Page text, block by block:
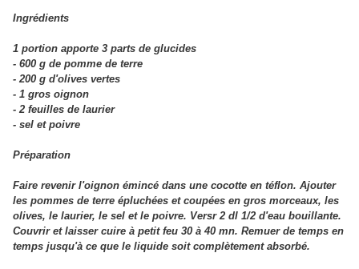
Ingrédients
1 portion apporte 3 parts de glucides
- 600 g de pomme de terre
- 200 g d'olives vertes
- 1 gros oignon
- 2 feuilles de laurier
- sel et poivre
Préparation
Faire revenir l'oignon émincé dans une cocotte en téflon. Ajouter
les pommes de terre épluchées et coupées en gros morceaux, les
olives, le laurier, le sel et le poivre. Versr 2 dl 1/2 d'eau bouillante.
Couvrir et laisser cuire à petit feu 30 à 40 mn. Remuer de temps en
temps jusqu'à ce que le liquide soit complètement absorbé.